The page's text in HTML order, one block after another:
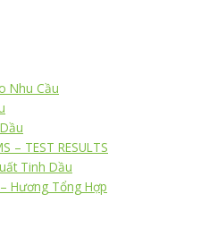
Nhu Cầu
– TEST RESULTS
Tinh Dầu
Hương Tổng Hợp